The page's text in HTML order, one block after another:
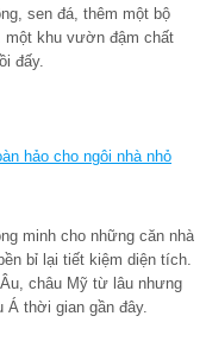
sen đá, thêm một bộ
một khu vườn đậm chất
đấy.
hảo cho ngôi nhà nhỏ
minh cho những căn nhà
bỉ lại tiết kiệm diện tích.
châu Mỹ từ lâu nhưng
Á thời gian gần đây.